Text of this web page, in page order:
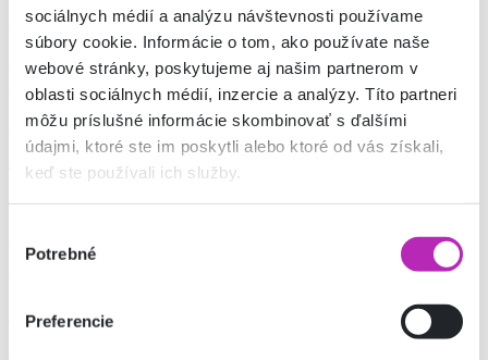
sociálnych médií a analýzu návštevnosti používame
súbory cookie. Informácie o tom, ako používate naše
webové stránky, poskytujeme aj našim partnerom v
oblasti sociálnych médií, inzercie a analýzy. Títo partneri
môžu príslušné informácie skombinovať s ďalšími
údajmi, ktoré ste im poskytli alebo ktoré od vás získali,
keď ste používali ich služby.
súhlasu
Potrebné
Preferencie
Email
info@galanteriabavlnka.sk
Webová stránka
https://www.galanteriabavlnka.sk/
Telefónne číslo
+421 905 712 718
Facebook
Otváracie hodiny